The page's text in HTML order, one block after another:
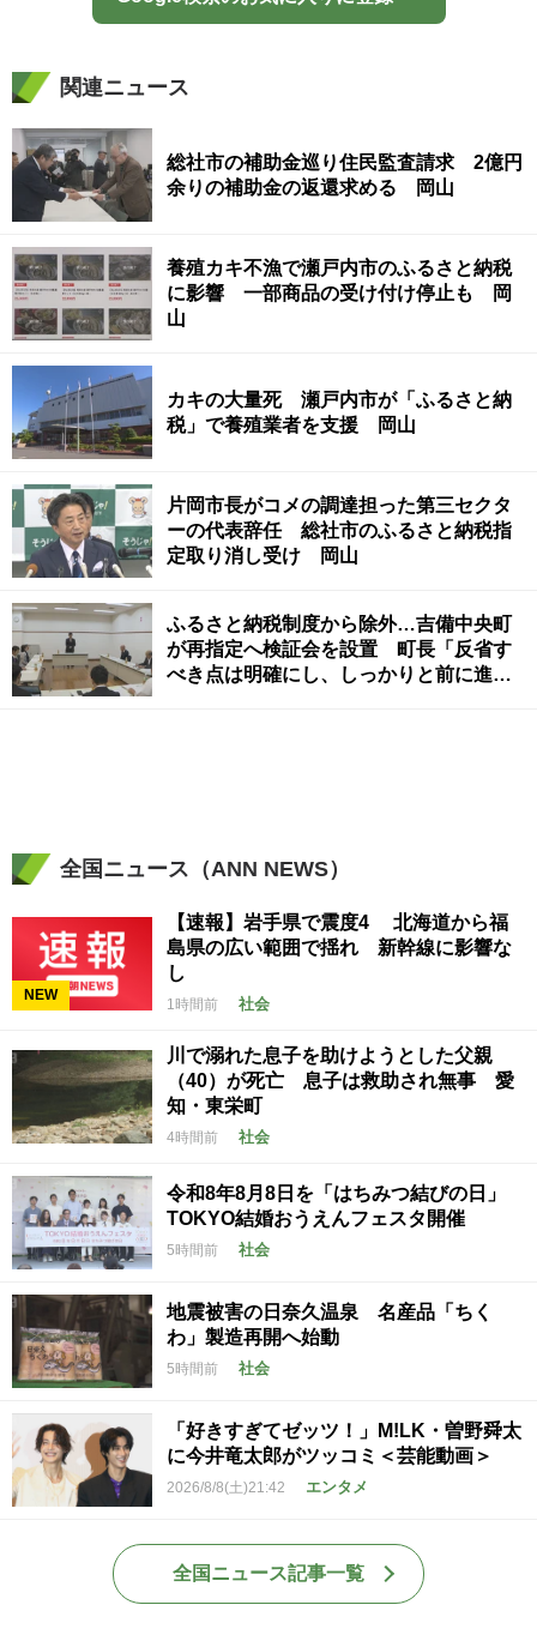
関連ニュース
総社市の補助金巡り住民監査請求 2億円
余りの補助金の返還求める 岡山
養殖カキ不漁で瀬戸内市のふるさと納税
に影響 一部商品の受け付け停止も 岡
山
カキの大量死 瀬戸内市が「ふるさと納
税」で養殖業者を支援 岡山
片岡市長がコメの調達担った第三セクタ
ーの代表辞任 総社市のふるさと納税指
定取り消し受け 岡山
ふるさと納税制度から除外…吉備中央町
が再指定へ検証会を設置 町長「反省す
べき点は明確にし、しっかりと前に進
全国ニュース（ANN NEWS）
NEW
【速報】岩手県で震度4 北海道から福
島県の広い範囲で揺れ 新幹線に影響な
し
1時間前 社会
川で溺れた息子を助けようとした父親
（40）が死亡 息子は救助され無事 愛
知・東栄町
4時間前 社会
令和8年8月8日を「はちみつ結びの日」
TOKYO結婚おうえんフェスタ開催
5時間前 社会
地震被害の日奈久温泉 名産品「ちく
わ」製造再開へ始動
5時間前 社会
「好きすぎてゼッツ！」M!LK・曽野舜太
に今井竜太郎がツッコミ＜芸能動画＞
2026/8/8(土)21:42 エンタメ
全国ニュース記事一覧